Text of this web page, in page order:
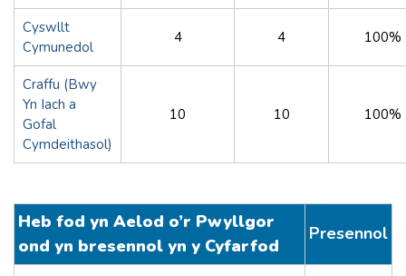
Cyswllt
Cymunedol
4 4 100%
Craffu (Bwy
Yn Iach a
Gofal
Cymdeithasol)
10 10 100%
Heb fod yn Aelod o’r Pwyllgor
ond yn bresennol yn y Cyfarfod
Presennol